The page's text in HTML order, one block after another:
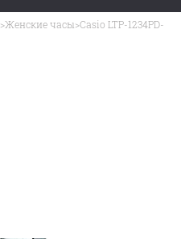
>Женские часы>Casio LTP-1234PD-